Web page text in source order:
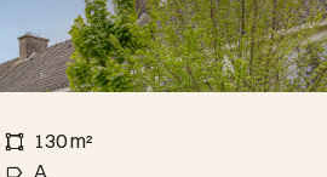
130 m²
A